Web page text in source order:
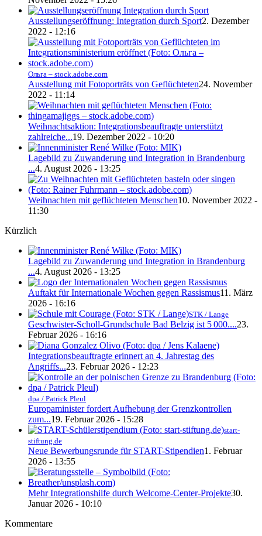
Ausstellungseröffnung: Integration durch Sport2. Dezember
2022 - 12:16
Ольга – stock.adobe.com
Ausstellung mit Fotoporträts von Geflüchteten24. November
2022 - 11:14
Weihnachtsaktion: Integrationsbeauftragte unterstützt
zahlreiche...19. Dezember 2022 - 10:20
Lagebild zu Zuwanderung und Integration in Brandenburg
...4. August 2026 - 13:25
Weihnachten mit geflüchteten Menschen10. November 2022 -
11:30
Kürzlich
Lagebild zu Zuwanderung und Integration in Brandenburg
...4. August 2026 - 13:25
Auftakt für Internationale Wochen gegen Rassismus11. März
2026 - 16:16
STK / Lange
Geschwister-Scholl-Grundschule Bad Belzig ist 5 000....23.
Februar 2026 - 16:16
Integrationsbeauftragte erinnert an 4. Jahrestag des
Angriffs...23. Februar 2026 - 12:23
dpa / Patrick Pleul
Europaminister fordert Aufhebung der Grenzkontrollen
zum...19. Februar 2026 - 15:28
start-
stiftung.de
Neue Bewerbungsrunde für START-Stipendien1. Februar
2026 - 13:55
Mehr Integrationshilfe durch Welcome-Center-Projekte30.
Januar 2026 - 10:10
Kommentare